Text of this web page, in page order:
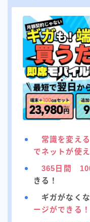
ピカラ光（四国の方
フレッツ光
プロフィール
ゆう
インフラ系エンジ
情報セキュリテ
.com advanced
常識を変え
でネットが使え
365日間
きる！
ギガがなく
ージができる！